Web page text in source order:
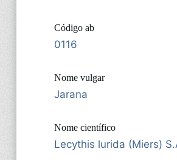
Código ab
0116
Nome vulgar
Jarana
Nome científico
Lecythis lurida (Miers)